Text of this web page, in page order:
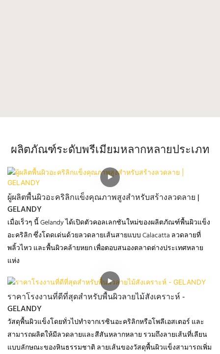
ผลิตภัณฑ์ระดับพรีเมียมหลากหลายประเภท
ผู้ผลิตพื้นผิวอะคริลิกแข็งคุณภาพสูงสำหรับสร้างลวดลาย |
GELANDY
เมื่อเร็วๆ นี้ Gelandy ได้เปิดตัวคอลเลกชันใหม่ของผลิตภัณฑ์พื้นผิวแข็ง
อะคริลิก ซึ่งโดดเด่นด้วยลวดลายเส้นสายแบบ Calacatta ลวดลายที่
พลิ้วไหว และพื้นผิวคล้ายหยก เพื่อตอบสนองตลาดต่างประเทศหลาย
แห่ง
ราคาโรงงานที่ดีที่สุดสำหรับพื้นผิวลายไม้สังเคราะห์ -
GELANDY
วัสดุพื้นผิวแข็งโดยทั่วไปทำจากเรซินอะคริลิกหรือโพลีเอสเตอร์ และ
สามารถผลิตให้มีลวดลายและสีสันหลากหลาย รวมถึงลายเส้นที่เลียน
แบบลักษณะของหินธรรมชาติ ลายเส้นของวัสดุพื้นผิวแข็งสามารถเพิ่ม